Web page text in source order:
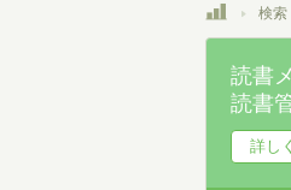
トップ検索
読書
読書
詳し